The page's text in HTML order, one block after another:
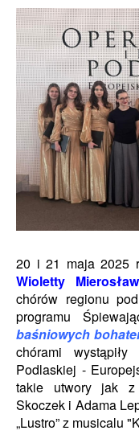
20 i 21 maja 2025
Wioletty
chórów regionu
programu
baśniowych
chórami
Podlaskiej -
takie utwory jak z
Skoczek i Adama
„Lustro” z musicalu